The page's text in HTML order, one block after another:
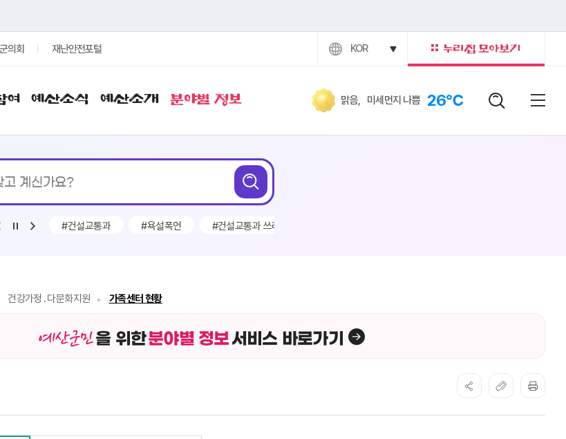
의회 재난안전포털 KOR
맑음, 미세먼지 나쁨 26℃
검색어
여 예산소식 예산소개 분야별 정보
통합검색
계신가요?
검색
#구인 #건설교통과 #욕설폭언 #건설교통과 쓰레기
건강가정․다문화지원 가족센터 현황
을 위한분야별 정보 서비스 바로가기